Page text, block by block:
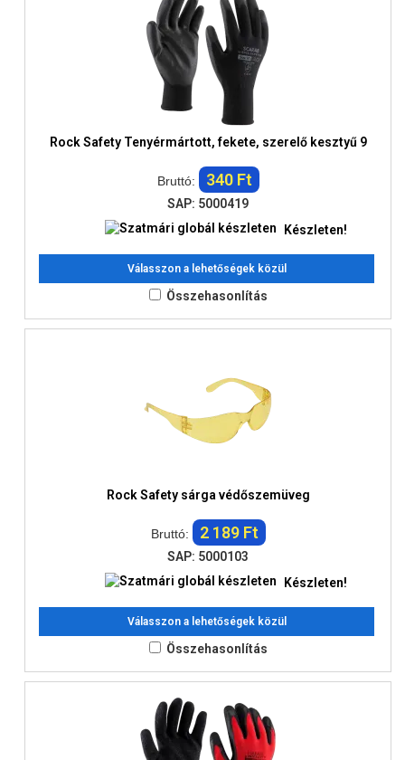
Rock Safety Tenyérmártott, fekete, szerelő kesztyű 9
Bruttó: 340 Ft
SAP: 5000419
Készleten!
Válasszon a lehetőségek közül
Összehasonlítás
Rock Safety sárga védőszemüveg
Bruttó: 2 189 Ft
SAP: 5000103
Készleten!
Válasszon a lehetőségek közül
Összehasonlítás